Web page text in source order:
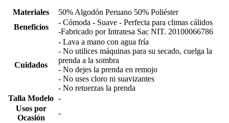
Materiales
50% Algodón Peruano 50% Poliéster
Beneficios
- Cómoda - Suave - Perfecta para climas cálidos
-Fabricado por Intratesa Sac NIT. 20100066786
Cuidados
- Lava a mano con agua fría
- No utilices máquinas para su secado, cuelga la
prenda a la sombra
- No dejes la prenda en remojo
- No uses cloro ni suavizantes
- No retuerzas la prenda
Talla Modelo -
Usos por
Ocasión
-